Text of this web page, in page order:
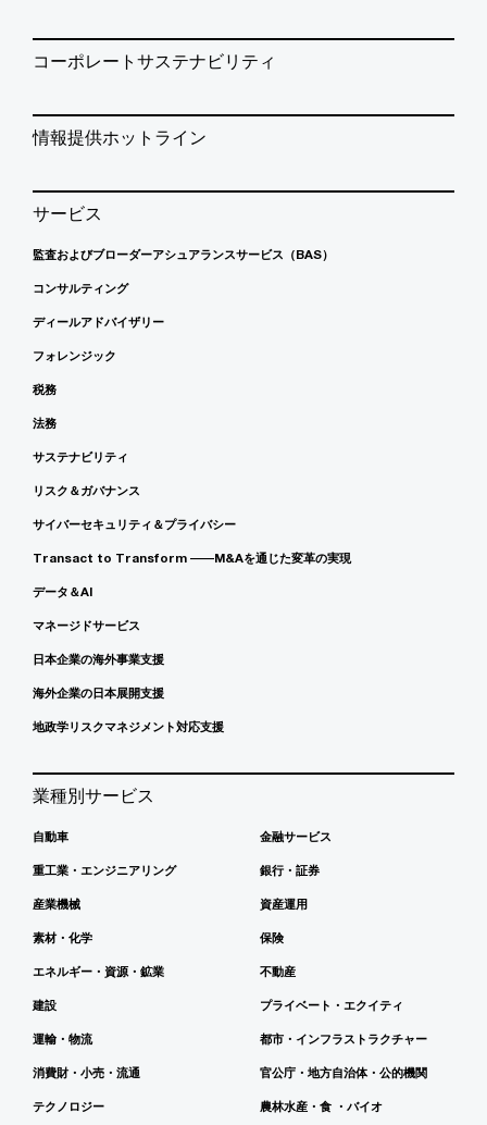
コーポレートサステナビリティ
情報提供ホットライン
サービス
監査およびブローダーアシュアランスサービス（BAS）
コンサルティング
ディールアドバイザリー
フォレンジック
税務
法務
サステナビリティ
リスク＆ガバナンス
サイバーセキュリティ＆プライバシー
Transact to Transform ――M&Aを通じた変革の実現
データ＆AI
マネージドサービス
日本企業の海外事業支援
海外企業の日本展開支援
地政学リスクマネジメント対応支援
業種別サービス
自動車
重工業・エンジニアリング
産業機械
素材・化学
エネルギー・資源・鉱業
建設
運輸・物流
消費財・小売・流通
テクノロジー
金融サービス
銀行・証券
資産運用
保険
不動産
プライベート・エクイティ
都市・インフラストラクチャー
官公庁・地方自治体・公的機関
農林水産・食 ・バイオ